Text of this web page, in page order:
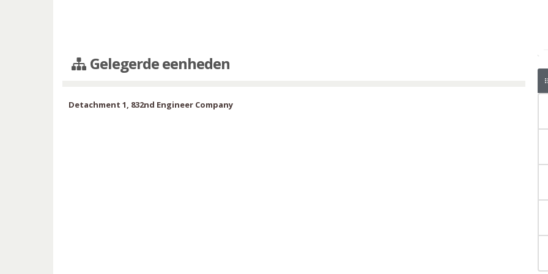
Gelegerde eenheden
Detachment 1, 832nd Engineer Company